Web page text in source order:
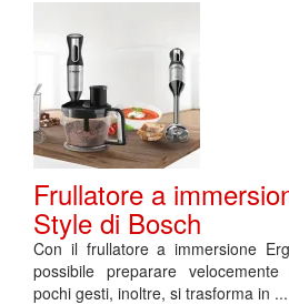
Frullatore a
Style di Bosch
Con il frullatore a immersione
possibile preparare
pochi gesti, inoltre, si trasforma in ...